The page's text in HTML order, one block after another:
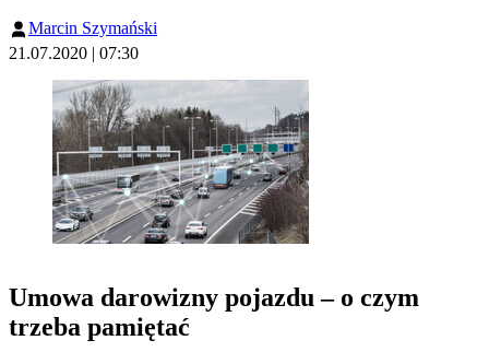
Marcin Szymański
21.07.2020 | 07:30
Umowa darowizny pojazdu – o czym
trzeba pamiętać